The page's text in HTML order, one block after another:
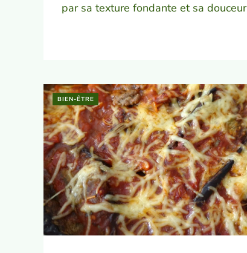
par sa texture fondante et sa douceur
BIEN-ÊTRE